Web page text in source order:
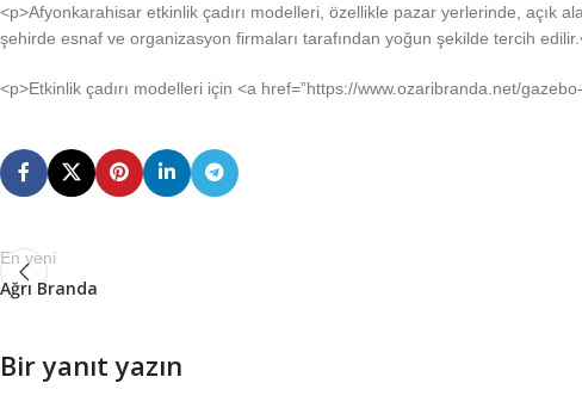
<p>Afyonkarahisar etkinlik çadırı modelleri, özellikle pazar yerlerinde, açık
şehirde esnaf ve organizasyon firmaları tarafından yoğun şekilde tercih
<p>Etkinlik çadırı modelleri için <a href=”https://www.ozaribranda.net/
En yeni
Ağrı Branda
Bir yanıt yazın